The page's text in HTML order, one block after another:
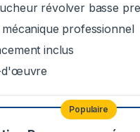
révolver basse
professionnel
inclus
d'œuvre
Populaire